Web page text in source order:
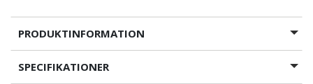
PRODUKTINFORMATION
SPECIFIKATIONER